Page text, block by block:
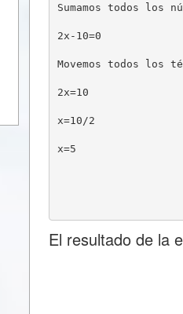
Sumamos todos los
2x-10=0
Movemos todos los
2x=10
x=10/2
x=5
El resultado de la